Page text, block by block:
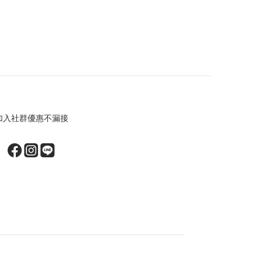
入社群優惠不漏接